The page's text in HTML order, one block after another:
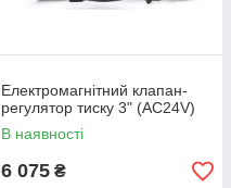
Електромагнітний клапан-
регулятор тиску 3" (AC24V)
В наявності
6 075 ₴